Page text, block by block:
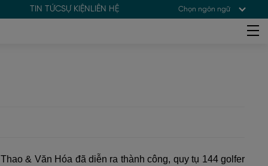
TIN TỨCSỰ KIỆNLIÊN HỆ Chọn ngôn ngữ
& Văn Hóa đã diễn ra thành công, quy tụ 144 golfer